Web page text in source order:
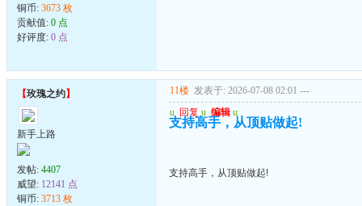
铜币: 3673 枚
贡献值: 0 点
好评度: 0 点
【玫瑰之约】
新手上路
发帖: 4407
威望: 12141 点
铜币: 3713 枚
11楼 发表于: 2026-07-08 02:01 ---
u 回复 u 编辑 u
支持高手，从顶贴做起!
支持高手，从顶贴做起!